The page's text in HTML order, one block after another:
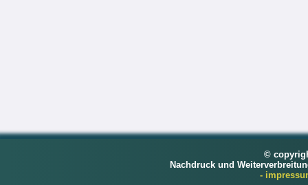
©
Nachdruck und
-